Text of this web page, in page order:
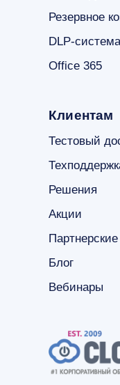
Резервное
DLP-система
Office 365
Клиентам
Тестовый
Решения
Акции
Блог
Вебинары